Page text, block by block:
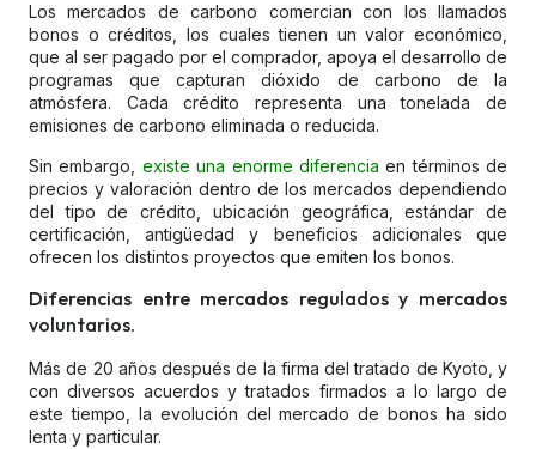
Los mercados de carbono comercian con los llamados
bonos o créditos, los cuales tienen un valor económico,
que al ser pagado por el comprador, apoya el desarrollo de
programas que capturan dióxido de carbono de la
atmósfera. Cada crédito representa una tonelada de
emisiones de carbono eliminada o reducida.
Sin embargo,
existe una enorme diferencia en términos de
precios y valoración dentro de los mercados dependiendo
del tipo de crédito, ubicación geográfica, estándar de
certificación, antigüedad y beneficios adicionales que
ofrecen los distintos proyectos que emiten los bonos.
Diferencias entre mercados regulados y mercados
voluntarios.
Más de 20 años después de la firma del tratado de Kyoto, y
con diversos acuerdos y tratados firmados a lo largo de
este tiempo, la evolución del mercado de bonos ha sido
lenta y particular.